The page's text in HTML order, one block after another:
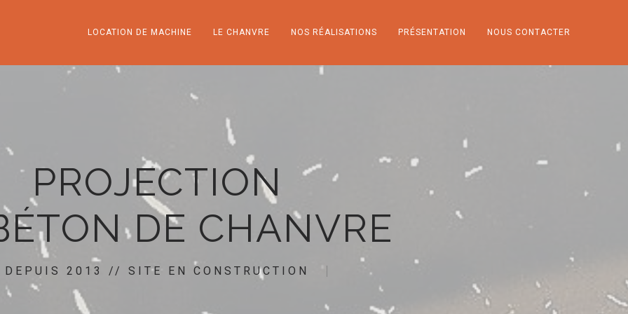
LOCATION DE MACHINE LE CHANVRE NOS RÉALISATIONS PRÉSENTATION NOUS CONTACTER
PROJECTION
DE CHANVRE
DEPUIS 2013 // SITE EN CONSTRUCTION